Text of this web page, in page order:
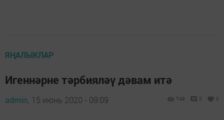
ЯҢАЛЫКЛАР
Игеннәрне тәрбияләү дәвам итә
admin, 15 июнь 2020 - 09:09 749 0 0